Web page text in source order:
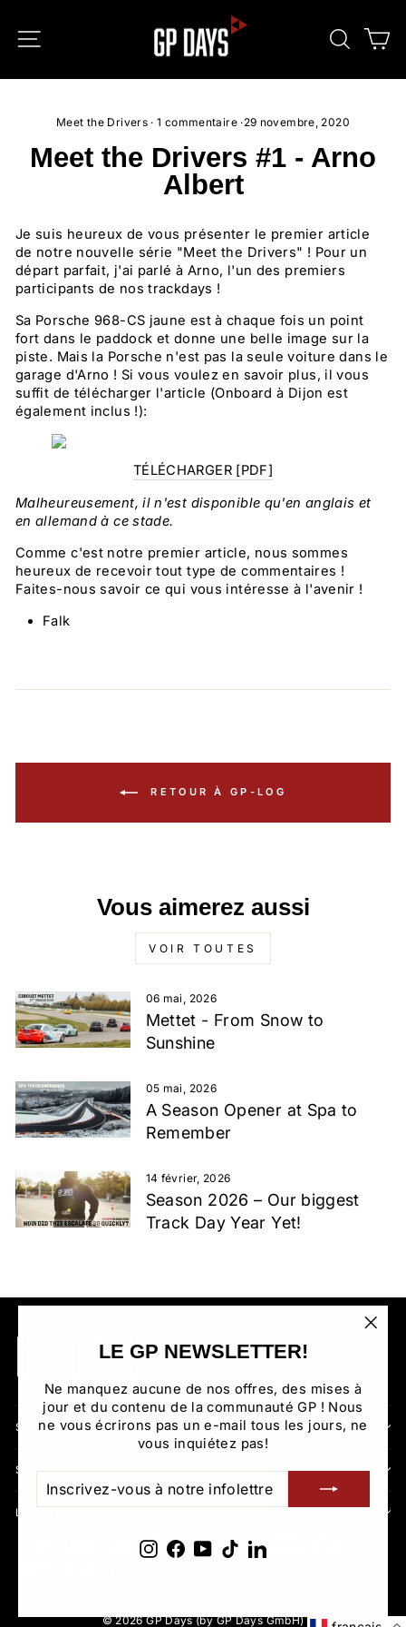
contenu
LE GP NEWSLETTER!
Ne manquez aucune de nos offres, des mises à
jour et du contenu de la communauté GP ! Nous
ne vous écrirons pas un e-mail tous les jours, ne
vous inquiétez pas!
VOUS
À
Instagram
Facebook
YouTube
TikTokLinkedIn
Meet the Drivers· 1 commentaire ·29 novembre, 2020
Meet the Drivers #1 - Arno
Albert
Je suis heureux de vous présenter le premier article
de notre nouvelle série "Meet the Drivers" ! Pour un
départ parfait, j'ai parlé à Arno, l'un des premiers
participants de nos trackdays !
Sa Porsche 968-CS jaune est à chaque fois un point
fort dans le paddock et donne une belle image sur la
piste. Mais la Porsche n'est pas la seule voiture dans le
garage d'Arno ! Si vous voulez en savoir plus, il vous
suffit de télécharger l'article (Onboard à Dijon est
également inclus !):
TÉLÉCHARGER [PDF]
Malheureusement, il n'est disponible qu'en anglais et
en allemand à ce stade.
Comme c'est notre premier article, nous sommes
heureux de recevoir tout type de commentaires !
Faites-nous savoir ce qui vous intéresse à l'avenir !
Falk
RETOUR À GP-LOG
Vous aimerez aussi
VOIR TOUTES
06 mai, 2026
Mettet - From Snow to
Sunshine
05 mai, 2026
A Season Opener at Spa to
Remember
14 février, 2026
Season 2026 – Our biggest
Track Day Year Yet!
SECTIONS
SUPPORT
LÉGAL
© 2026 GP Days (by GP Days GmbH)